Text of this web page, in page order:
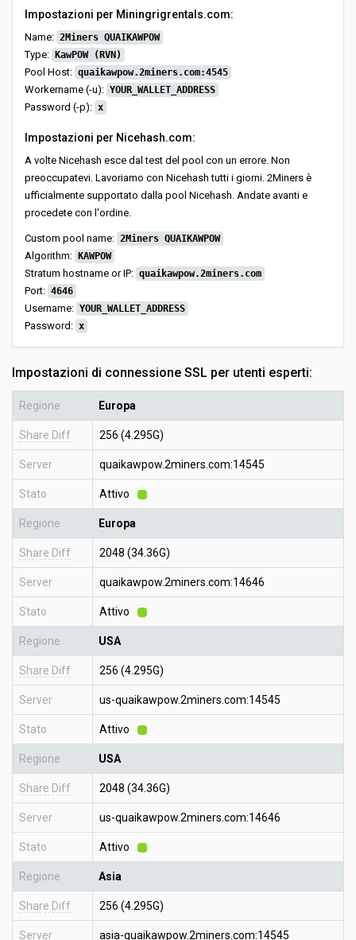
Impostazioni per Miningrigrentals.com:
Name: 2Miners QUAIKAWPOW
Type: KawPOW (RVN)
Pool Host: quaikawpow.2miners.com:4545
Workername (-u): YOUR_WALLET_ADDRESS
Password (-p): x
Impostazioni per Nicehash.com:
A volte Nicehash esce dal test del pool con un errore. Non
preoccupatevi. Lavoriamo con Nicehash tutti i giorni. 2Miners è
ufficialmente supportato dalla pool Nicehash. Andate avanti e
procedete con l'ordine.
Custom pool name: 2Miners QUAIKAWPOW
Algorithm: KAWPOW
Stratum hostname or IP: quaikawpow.2miners.com
Port: 4646
Username: YOUR_WALLET_ADDRESS
Password: x
Impostazioni di connessione SSL per utenti esperti:
Regione Europa
Share Diff 256 (4.295G)
Server quaikawpow.2miners.com:14545
Stato Attivo
Regione Europa
Share Diff 2048 (34.36G)
Server quaikawpow.2miners.com:14646
Stato Attivo
Regione USA
Share Diff 256 (4.295G)
Server us-quaikawpow.2miners.com:14545
Stato Attivo
Regione USA
Share Diff 2048 (34.36G)
Server us-quaikawpow.2miners.com:14646
Stato Attivo
Regione Asia
Share Diff 256 (4.295G)
Server asia-quaikawpow.2miners.com:14545